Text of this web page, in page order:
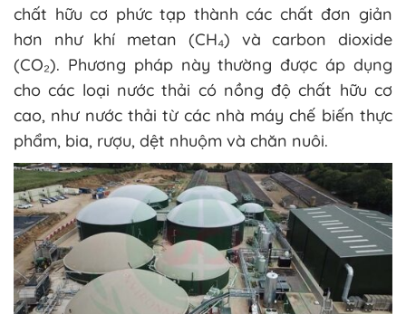
chất hữu cơ phức tạp thành các chất đơn giản
hơn như khí metan (CH₄) và carbon dioxide
(CO₂). Phương pháp này thường được áp dụng
cho các loại nước thải có nồng độ chất hữu cơ
cao, như nước thải từ các nhà máy chế biến thực
phẩm, bia, rượu, dệt nhuộm và chăn nuôi.